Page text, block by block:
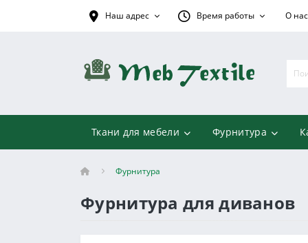
Наш адрес Время работы О нас
Ткани для мебели Фурнитура
Фурнитура
Фурнитура для диванов